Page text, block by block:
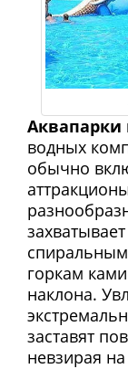
Аквапарки
водных
обычно
горкам
наклона.
заставят
невзирая